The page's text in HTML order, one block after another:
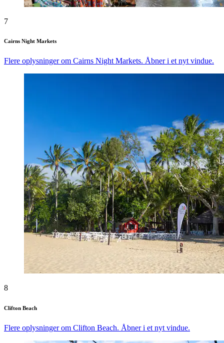
7
Cairns Night Markets
Flere oplysninger om Cairns Night Markets. Åbner i et nyt vindue.
8
Clifton Beach
Flere oplysninger om Clifton Beach. Åbner i et nyt vindue.